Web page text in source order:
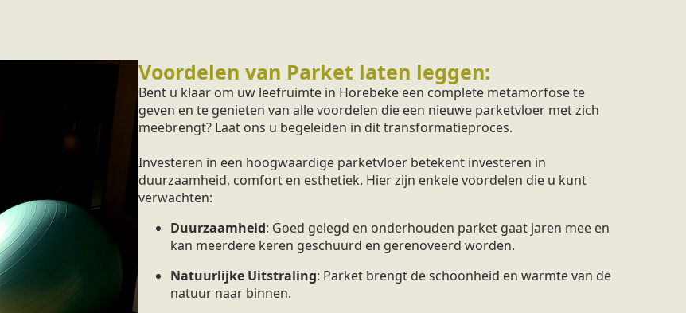
Voordelen van Parket laten leggen:
Bent u klaar om uw leefruimte in Horebeke een complete metamorfose te
geven en te genieten van alle voordelen die een nieuwe parketvloer met zich
meebrengt? Laat ons u begeleiden in dit transformatieproces.
Investeren in een hoogwaardige parketvloer betekent investeren in
duurzaamheid, comfort en esthetiek. Hier zijn enkele voordelen die u kunt
verwachten:
Duurzaamheid: Goed gelegd en onderhouden parket gaat jaren mee en
kan meerdere keren geschuurd en gerenoveerd worden.
Natuurlijke Uitstraling: Parket brengt de schoonheid en warmte van de
natuur naar binnen.